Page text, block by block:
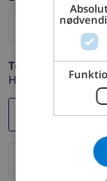
Telefon *
Hvis din e-mail